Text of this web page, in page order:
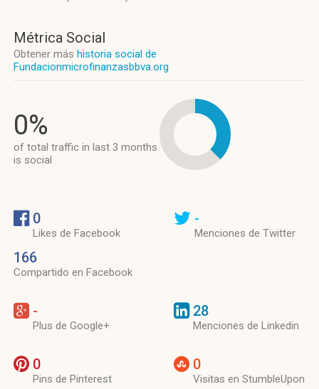
Métrica Social
Obtener más historia social de
Fundacionmicrofinanzasbbva.org
0%
of total traffic in last 3 months
is social
0
Likes de Facebook
166
Compartido en Facebook
-
Menciones de Twitter
-
Plus de Google+
28
Menciones de Linkedin
0
Pins de Pinterest
0
Visitas en StumbleUpon